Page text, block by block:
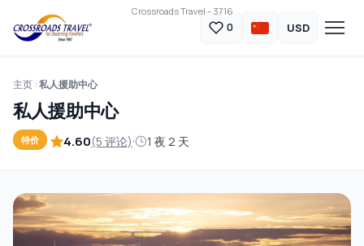
Crossroads Travel - 3716
0 USD
主页 私人援助中心
私人援助中心
特价 4.60(5 评论) 1 夜 2 天